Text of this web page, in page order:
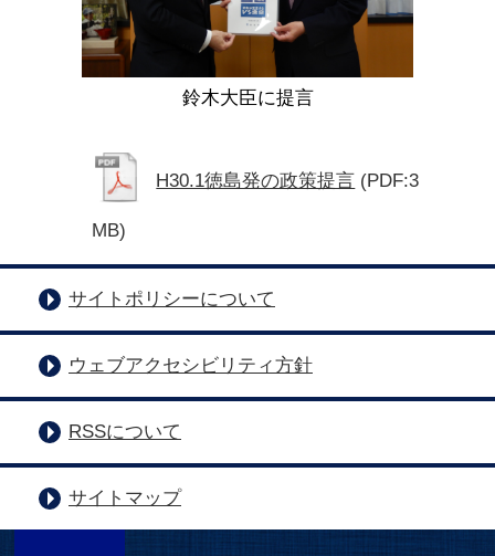
鈴木大臣に提言
H30.1徳島発の政策提言 (PDF:3
MB)
サイトポリシーについて
ウェブアクセシビリティ方針
RSSについて
サイトマップ